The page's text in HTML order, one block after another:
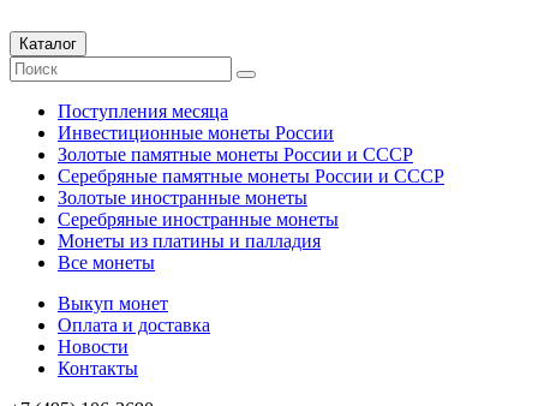
Каталог
Поступления месяца
Инвестиционные монеты России
Золотые памятные монеты России и СССР
Серебряные памятные монеты России и СССР
Золотые иностранные монеты
Серебряные иностранные монеты
Монеты из платины и палладия
Все монеты
Выкуп монет
Оплата и доставка
Новости
Контакты